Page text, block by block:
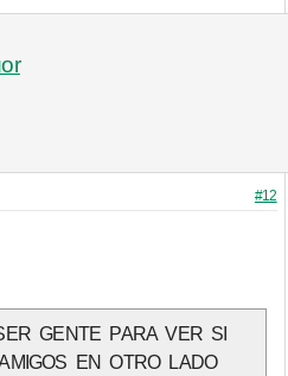
#12
GENTE PARA VER SI
EN OTRO LADO